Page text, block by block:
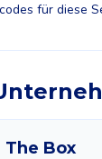
für diese
The Box